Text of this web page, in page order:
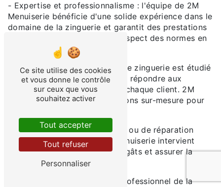
- Expertise et professionnalisme : l'équipe de 2M
Menuiserie bénéficie d'une solide expérience dans le
domaine de la zinguerie et garantit des prestations
de qualité, réalisées dans le respect des normes en
- Sur-mesure : chaque projet de zinguerie est étudié
de manière personnalisée pour répondre aux
besoins et aux contraintes de chaque client. 2M
Menuiserie propose des solutions sur-mesure pour
- Réactivité : en cas d'urgence ou de réparation
nécessaire, l'équipe de 2M Menuiserie intervient
rapidement pour limiter les dégâts et assurer la
pérennité de votre toiture.
Ainsi, si vous recherchez un professionnel de la
Ce site utilise des cookies
et vous donne le contrôle
sur ceux que vous
souhaitez activer
Tout accepter
Tout refuser
Personnaliser